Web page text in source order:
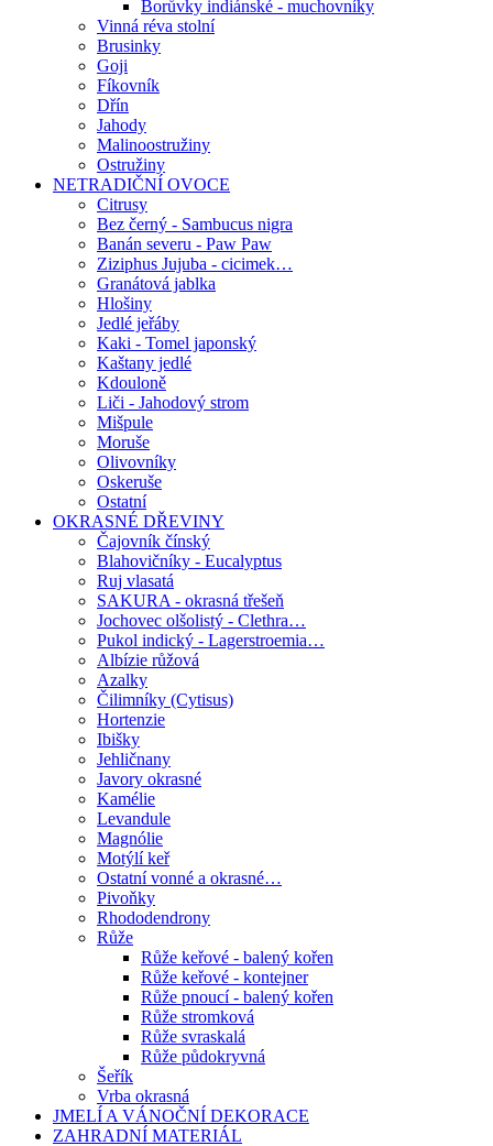
Borůvky indiánské - muchovníky
Vinná réva stolní
Brusinky
Goji
Fíkovník
Dřín
Jahody
Malinoostružiny
Ostružiny
NETRADIČNÍ OVOCE
Citrusy
Bez černý - Sambucus nigra
Banán severu - Paw Paw
Ziziphus Jujuba - cicimek…
Granátová jablka
Hlošiny
Jedlé jeřáby
Kaki - Tomel japonský
Kaštany jedlé
Kdouloně
Liči - Jahodový strom
Mišpule
Moruše
Olivovníky
Oskeruše
Ostatní
OKRASNÉ DŘEVINY
Čajovník čínský
Blahovičníky - Eucalyptus
Ruj vlasatá
SAKURA - okrasná třešeň
Jochovec olšolistý - Clethra…
Pukol indický - Lagerstroemia…
Albízie růžová
Azalky
Čilimníky (Cytisus)
Hortenzie
Ibišky
Jehličnany
Javory okrasné
Kamélie
Levandule
Magnólie
Motýlí keř
Ostatní vonné a okrasné…
Pivoňky
Rhododendrony
Růže
Růže keřové - balený kořen
Růže keřové - kontejner
Růže pnoucí - balený kořen
Růže stromková
Růže svraskalá
Růže půdokryvná
Šeřík
Vrba okrasná
JMELÍ A VÁNOČNÍ DEKORACE
ZAHRADNÍ MATERIÁL